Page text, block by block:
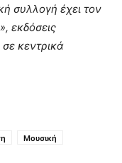
συλλογή έχει τον
εκδόσεις
κεντρικά
Μουσική